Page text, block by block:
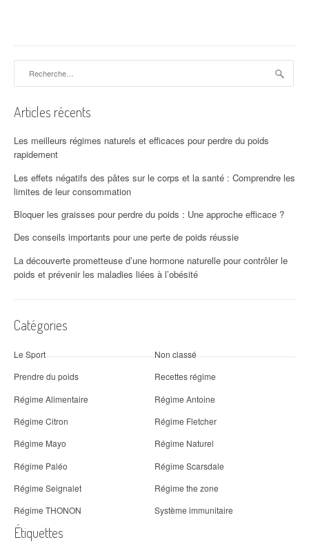
Articles récents
Les meilleurs régimes naturels et efficaces pour perdre du poids
rapidement
Les effets négatifs des pâtes sur le corps et la santé : Comprendre les
limites de leur consommation
Bloquer les graisses pour perdre du poids : Une approche efficace ?
Des conseils importants pour une perte de poids réussie
La découverte prometteuse d’une hormone naturelle pour contrôler le
poids et prévenir les maladies liées à l’obésité
Catégories
Le Sport
Non classé
Prendre du poids
Recettes régime
Régime Alimentaire
Régime Antoine
Régime Citron
Régime Fletcher
Régime Mayo
Régime Naturel
Régime Paléo
Régime Scarsdale
Régime Seignalet
Régime the zone
Régime THONON
Système immunitaire
Étiquettes